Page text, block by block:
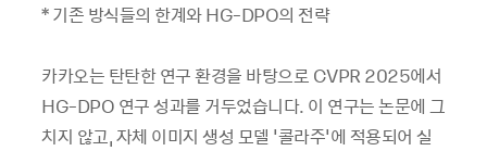
* 기존 방식들의 한계와 HG-DPO의 전략
카카오는 탄탄한 연구 환경을 바탕으로 CVPR 2025에서
HG-DPO 연구 성과를 거두었습니다. 이 연구는 논문에 그
치지 않고, 자체 이미지 생성 모델 '콜라주'에 적용되어 실